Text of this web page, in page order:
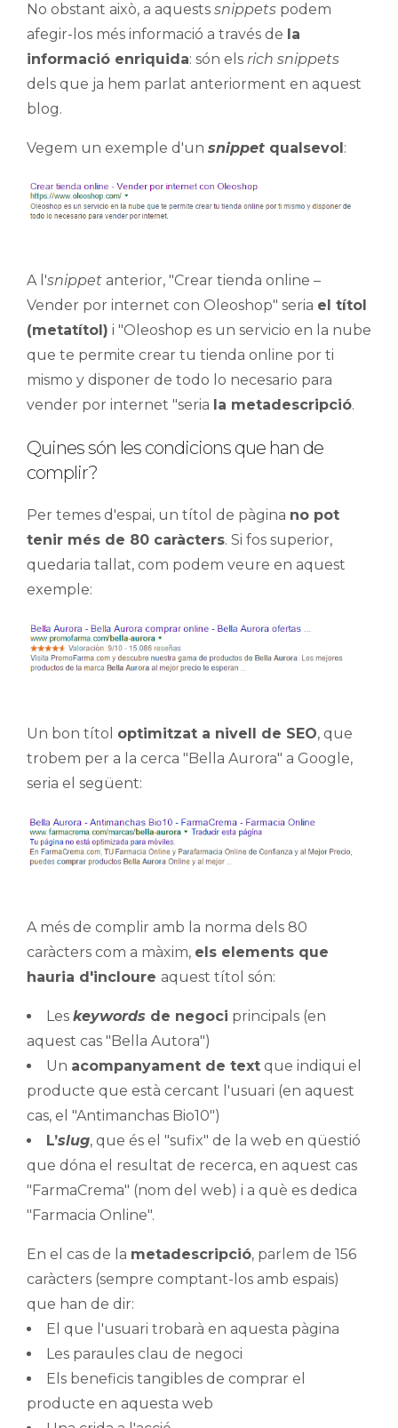
No obstant això, a aquests snippets podem
afegir-los més informació a través de la
informació enriquida: són els rich snippets
dels que ja hem parlat anteriorment en aquest
blog.
Vegem un exemple d'un snippet qualsevol :
A l'snippet anterior, "Crear tienda online –
Vender por internet con Oleoshop" seria el títol
(metatítol) i "Oleoshop es un servicio en la nube
que te permite crear tu tienda online por ti
mismo y disponer de todo lo necesario para
vender por internet "seria la metadescripció.
Quines són les condicions que han de
complir?
Per temes d'espai, un títol de pàgina no pot
tenir més de 80 caràcters. Si fos superior,
quedaria tallat, com podem veure en aquest
exemple:
Un bon títol optimitzat a nivell de SEO, que
trobem per a la cerca "Bella Aurora" a Google,
seria el següent:
A més de complir amb la norma dels 80
caràcters com a màxim, els elements que
hauria d'incloure aquest títol són:
Les keywords de negoci principals (en
aquest cas "Bella Autora")
Un acompanyament de text que indiqui el
producte que està cercant l'usuari (en aquest
cas, el "Antimanchas Bio10")
L’slug, que és el "sufix" de la web en qüestió
que dóna el resultat de recerca, en aquest cas
"FarmaCrema" (nom del web) i a què es dedica
"Farmacia Online".
En el cas de la metadescripció, parlem de 156
caràcters (sempre comptant-los amb espais)
que han de dir:
El que l'usuari trobarà en aquesta pàgina
Les paraules clau de negoci
Els beneficis tangibles de comprar el
producte en aquesta web